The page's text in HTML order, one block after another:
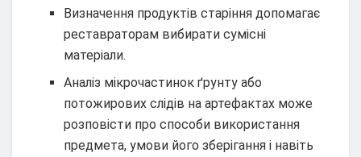
Визначення продуктів старіння допомагає
реставраторам вибирати сумісні
матеріали.
Аналіз мікрочастинок ґрунту або
потожирових слідів на артефактах може
розповісти про способи використання
предмета, умови його зберігання і навіть